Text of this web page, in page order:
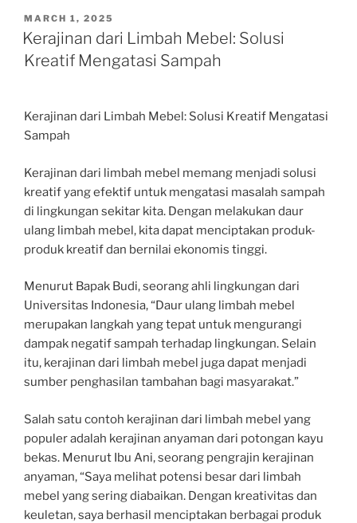
POSTED
ON
MARCH 1, 2025
Kerajinan dari Limbah Mebel: Solusi
Kreatif Mengatasi Sampah
Kerajinan dari Limbah Mebel: Solusi Kreatif Mengatasi
Sampah
Kerajinan dari limbah mebel memang menjadi solusi
kreatif yang efektif untuk mengatasi masalah sampah
di lingkungan sekitar kita. Dengan melakukan daur
ulang limbah mebel, kita dapat menciptakan produk-
produk kreatif dan bernilai ekonomis tinggi.
Menurut Bapak Budi, seorang ahli lingkungan dari
Universitas Indonesia, “Daur ulang limbah mebel
merupakan langkah yang tepat untuk mengurangi
dampak negatif sampah terhadap lingkungan. Selain
itu, kerajinan dari limbah mebel juga dapat menjadi
sumber penghasilan tambahan bagi masyarakat.”
Salah satu contoh kerajinan dari limbah mebel yang
populer adalah kerajinan anyaman dari potongan kayu
bekas. Menurut Ibu Ani, seorang pengrajin kerajinan
anyaman, “Saya melihat potensi besar dari limbah
mebel yang sering diabaikan. Dengan kreativitas dan
keuletan, saya berhasil menciptakan berbagai produk